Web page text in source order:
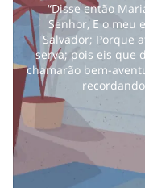
“Disse então
Senhor, E o meu
Salvador; Porque
serva; pois eis que
chamarão bem-